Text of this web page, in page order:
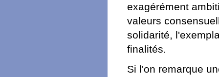
exagérément
valeurs
solidarité,
finalités.
Si l'on remarque